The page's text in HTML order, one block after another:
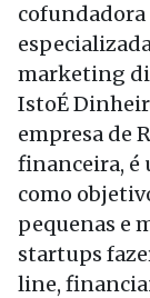
marketing
IstoÉ
empresa de
financeira, é
como
pequenas e
startups
line,